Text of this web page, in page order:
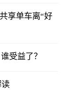
享单车离“好
受益了？